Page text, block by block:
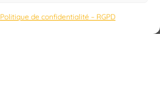
Politique de confidentialité – RGPD
CopyrightCAP’C2019